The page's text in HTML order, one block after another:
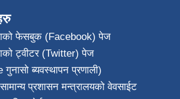
फेसबुक (Facebook) पेज
ट्वीटर (Twitter) पेज
ब्यवस्थापन प्रणाली)
प्रशासन मन्त्रालयको वेवसाईट